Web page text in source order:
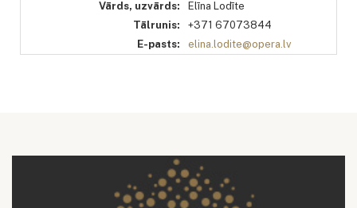
Vārds, uzvārds:
Elīna Lodīte
Tālrunis:
+371 67073844
E-pasts:
elina.lodite@opera.lv